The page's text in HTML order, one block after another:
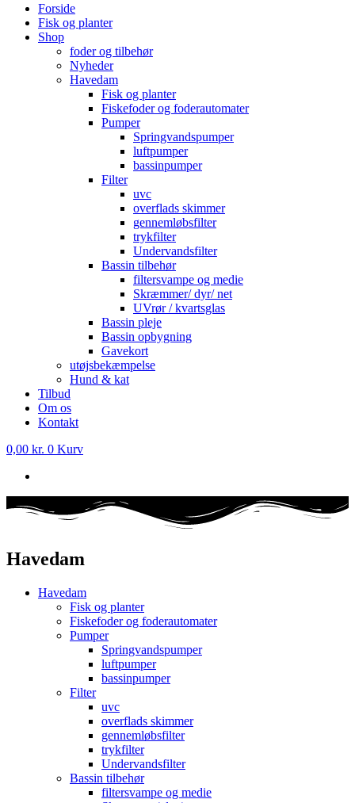
Forside
Fisk og planter
Shop
foder og tilbehør
Nyheder
Havedam
Fisk og planter
Fiskefoder og foderautomater
Pumper
Springvandspumper
luftpumper
bassinpumper
Filter
uvc
overflads skimmer
gennemløbsfilter
trykfilter
Undervandsfilter
Bassin tilbehør
filtersvampe og medie
Skræmmer/ dyr/ net
UVrør / kvartsglas
Bassin pleje
Bassin opbygning
Gavekort
utøjsbekæmpelse
Hund & kat
Tilbud
Om os
Kontakt
0,00 kr. 0 Kurv
Havedam
Havedam
Fisk og planter
Fiskefoder og foderautomater
Pumper
Springvandspumper
luftpumper
bassinpumper
Filter
uvc
overflads skimmer
gennemløbsfilter
trykfilter
Undervandsfilter
Bassin tilbehør
filtersvampe og medie